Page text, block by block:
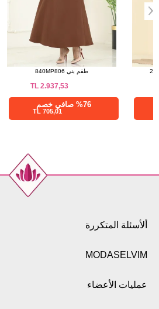
48
TL
ألأسئلة المتكررة
MODASELVIM
عمليات الأعضاء